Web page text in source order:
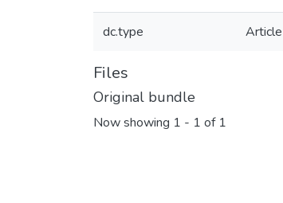
dc.type Article
Files
Original bundle
Now showing 1 - 1 of 1